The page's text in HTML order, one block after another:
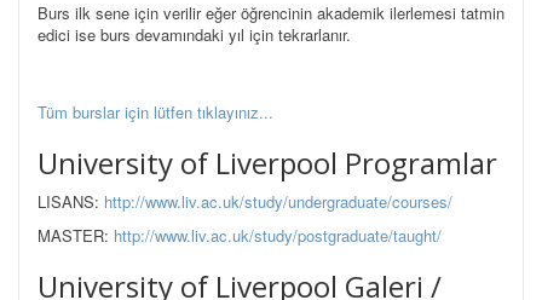
Burs ilk sene için verilir eğer öğrencinin akademik ilerlemesi tatmin
edici ise burs devamındaki yıl için tekrarlanır.
Tüm burslar için lütfen tıklayınız...
University of Liverpool Programlar
LISANS: http://www.liv.ac.uk/study/undergraduate/courses/
MASTER: http://www.liv.ac.uk/study/postgraduate/taught/
University of Liverpool Galeri /